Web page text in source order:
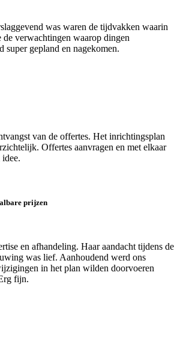
was waren de tijdvakken waarin
de verwachtingen waarop dingen
super gepland en nagekomen.
van de offertes. Het inrichtingsplan
Offertes aanvragen en met elkaar
prijzen
en afhandeling. Haar aandacht tijdens de
was lief. Aanhoudend werd ons
in het plan wilden doorvoeren
fijn.